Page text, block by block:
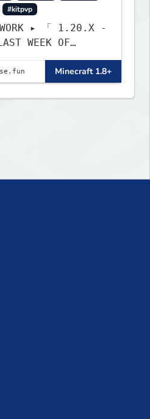
#kitpvp
▸ 「 1.20.X -
discord.gg/hyrise
Minecraft 1.8+